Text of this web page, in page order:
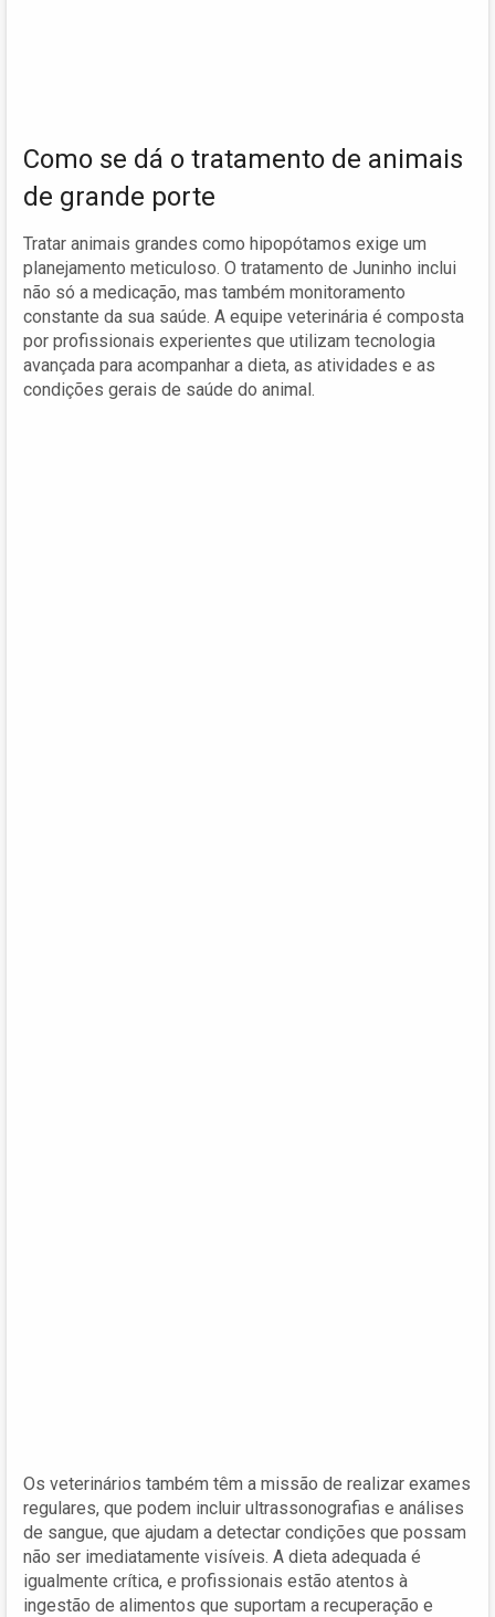
Como se dá o tratamento de animais
de grande porte
Tratar animais grandes como hipopótamos exige um
planejamento meticuloso. O tratamento de Juninho inclui
não só a medicação, mas também monitoramento
constante da sua saúde. A equipe veterinária é composta
por profissionais experientes que utilizam tecnologia
avançada para acompanhar a dieta, as atividades e as
condições gerais de saúde do animal.
Os veterinários também têm a missão de realizar exames
regulares, que podem incluir ultrassonografias e análises
de sangue, que ajudam a detectar condições que possam
não ser imediatamente visíveis. A dieta adequada é
igualmente crítica, e profissionais estão atentos à
ingestão de alimentos que suportam a recuperação e